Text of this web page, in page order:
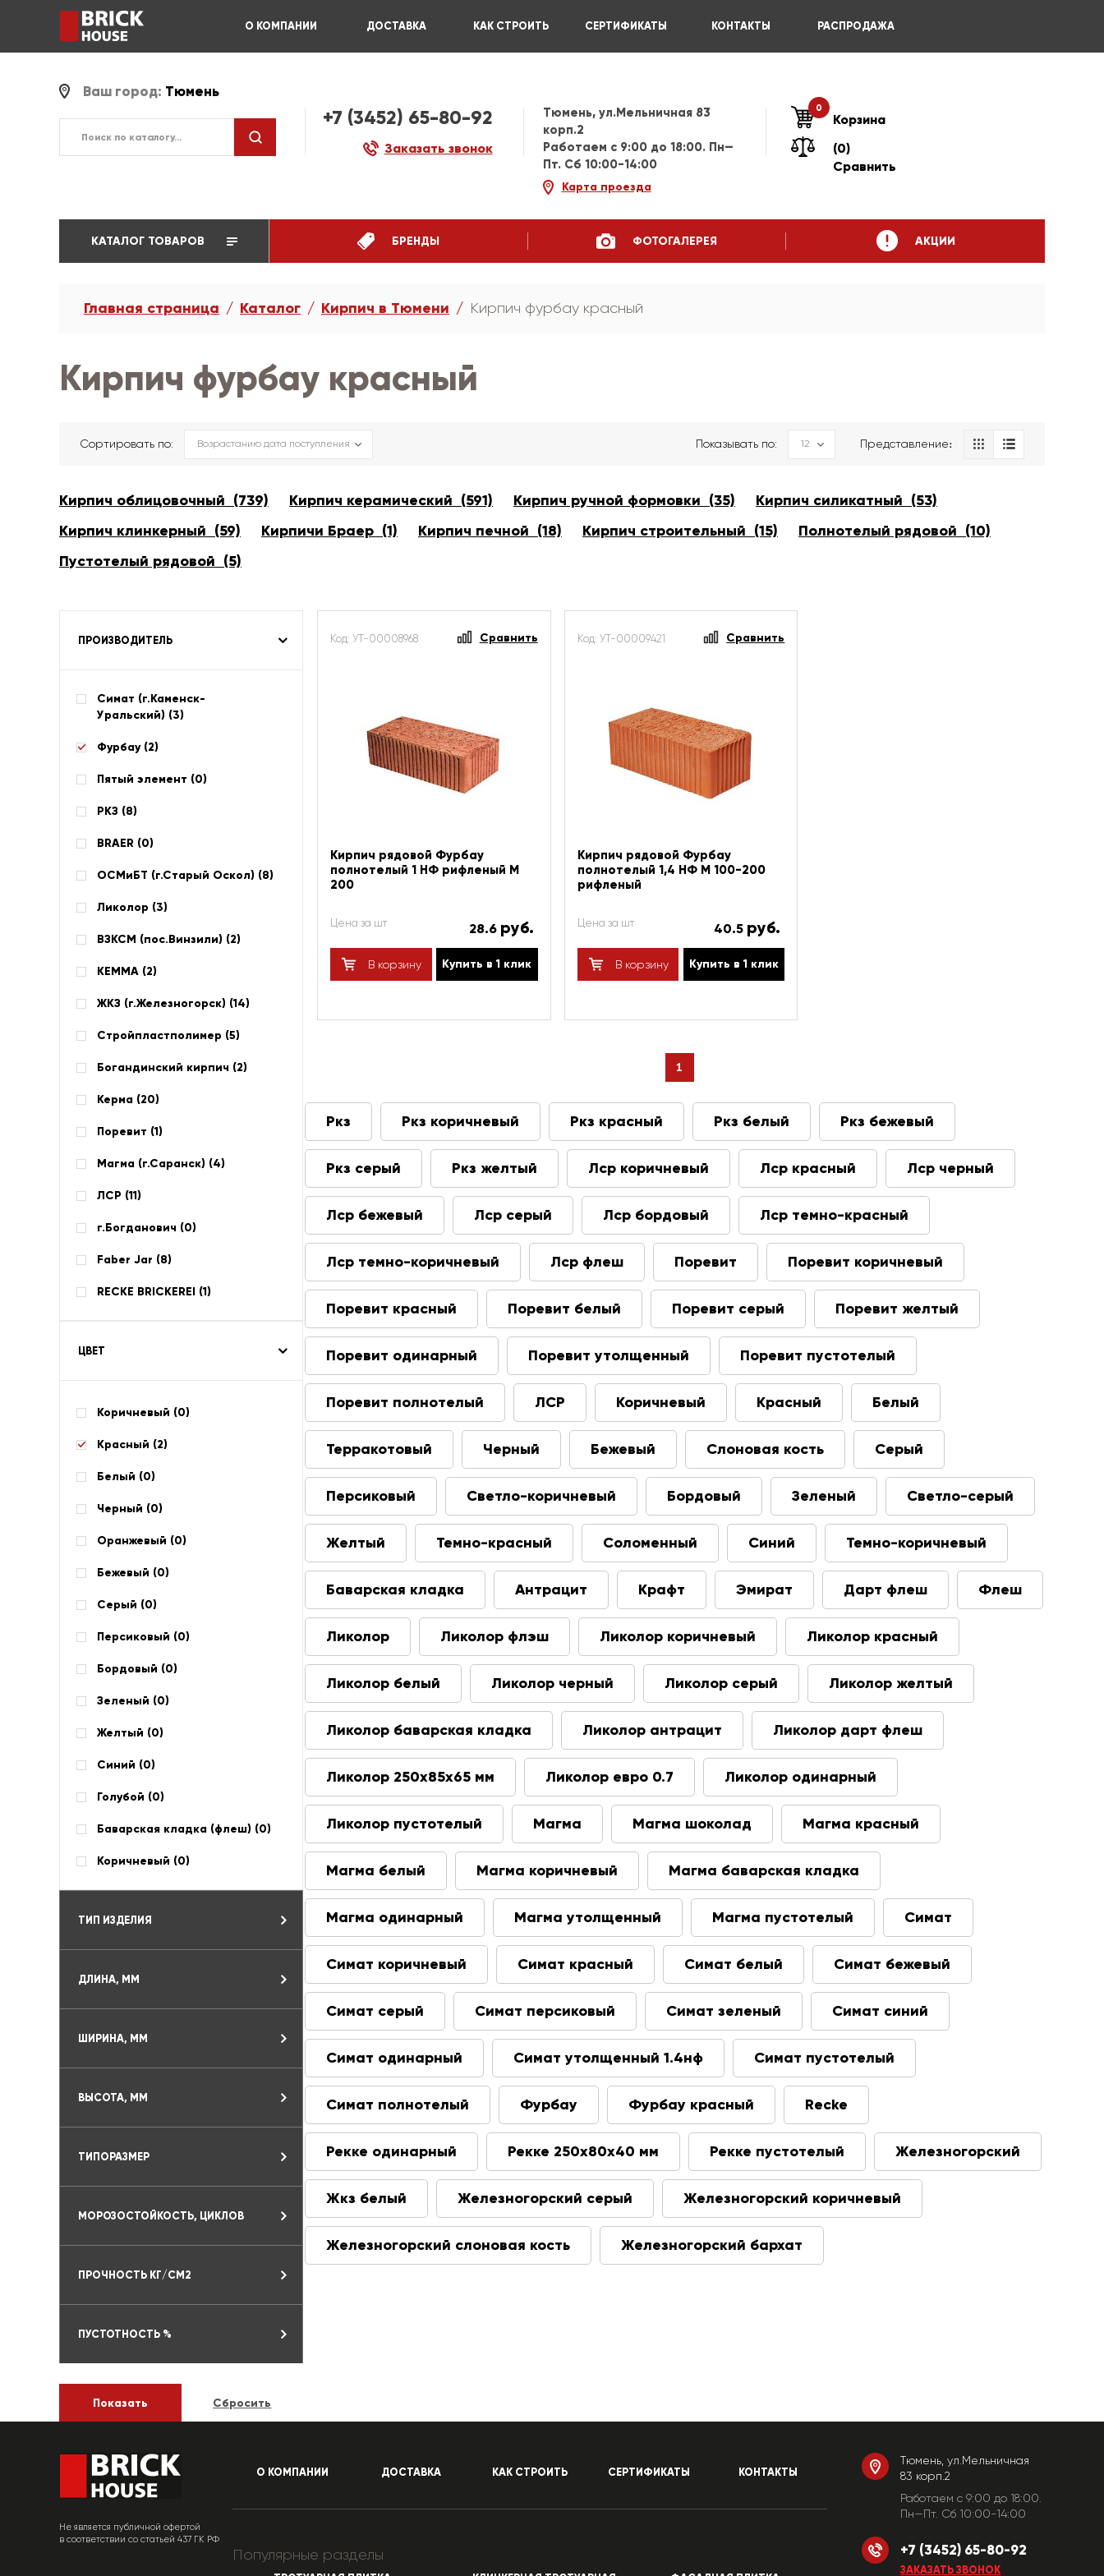
О КОМПАНИИ ДОСТАВКА КАК СТРОИТЬ СЕРТИФИКАТЫ КОНТАКТЫ РАСПРОДАЖА
Ваш город: Тюмень
+7 (3452) 65-80-92
Заказать звонок
Тюмень, ул.Мельничная 83
корп.2
Работаем c 9:00 до 18:00. Пн—
Пт. Сб 10:00-14:00
Карта проезда
0
Корзина
(0)
Сравнить
КАТАЛОГ ТОВАРОВ БРЕНДЫ ФОТОГАЛЕРЕЯ АКЦИИ
Главная страница Каталог Кирпич в Тюмени Кирпич фурбау красный
Кирпич фурбау красный
Сортировать по: Показывать по: Представление։
Кирпич облицовочный (739) Кирпич керамический (591) Кирпич ручной формовки (35)
Кирпич силикатный (53)
Кирпич клинкерный (59)
Кирпичи Браер (1) Кирпич печной (18) Кирпич строительный (15)
Полнотелый рядовой (10)
Пустотелый рядовой (5)
ПРОИЗВОДИТЕЛЬ
Симат (г.Каменск-
Уральский) (3)
Фурбау (2)
Пятый элемент (0)
РКЗ (8)
BRAER (0)
ОСМиБТ (г.Старый Оскол) (8)
Ликолор (3)
ВЗКСМ (пос.Винзили) (2)
КЕММА (2)
ЖКЗ (г.Железногорск) (14)
Стройпластполимер (5)
Богандинский кирпич (2)
Керма (20)
Поревит (1)
Магма (г.Саранск) (4)
ЛСР (11)
г.Богданович (0)
Faber Jar (8)
RECKE BRICKEREI (1)
ЦВЕТ
Коричневый (0)
Красный (2)
Белый (0)
Черный (0)
Оранжевый (0)
Бежевый (0)
Серый (0)
Персиковый (0)
Бордовый (0)
Зеленый (0)
Желтый (0)
Синий (0)
Голубой (0)
Баварская кладка (флеш) (0)
Коричневый (0)
ТИП ИЗДЕЛИЯ
ДЛИНА, ММ
ШИРИНА, ММ
ВЫСОТА, ММ
ТИПОРАЗМЕР
МОРОЗОСТОЙКОСТЬ, ЦИКЛОВ
ПРОЧНОСТЬ КГ/СМ2
ПУСТОТНОСТЬ %
Код: УТ-00008968 Сравнить
Кирпич рядовой Фурбау
полнотелый 1 НФ рифленый М
200
Цена за шт 28.6 руб.
В корзину Купить в 1 клик
Код: УТ-00009421 Сравнить
Кирпич рядовой Фурбау
полнотелый 1,4 НФ М 100-200
рифленый
Цена за шт 40.5 руб.
В корзину Купить в 1 клик
1
Ркз Ркз коричневый Ркз красный Ркз белый Ркз бежевый
Ркз серый Ркз желтый Лср коричневый Лср красный Лср черный
Лср бежевый Лср серый Лср бордовый Лср темно-красный
Лср темно-коричневый Лср флеш Поревит Поревит коричневый
Поревит красный Поревит белый Поревит серый Поревит желтый
Поревит одинарный Поревит утолщенный Поревит пустотелый
Поревит полнотелый ЛСР Коричневый Красный Белый
Терракотовый Черный Бежевый Слоновая кость Серый
Персиковый Светло-коричневый Бордовый Зеленый Светло-серый
Желтый Темно-красный Соломенный Синий Темно-коричневый
Баварская кладка Антрацит Крафт Эмират Дарт флеш Флеш
Ликолор Ликолор флэш Ликолор коричневый Ликолор красный
Ликолор белый Ликолор черный Ликолор серый Ликолор желтый
Ликолор баварская кладка Ликолор антрацит Ликолор дарт флеш
Ликолор 250х85х65 мм Ликолор евро 0.7 Ликолор одинарный
Ликолор пустотелый Магма Магма шоколад Магма красный
Магма белый Магма коричневый Магма баварская кладка
Магма одинарный Магма утолщенный Магма пустотелый Симат
Симат коричневый Симат красный Симат белый Симат бежевый
Симат серый Симат персиковый Симат зеленый Симат синий
Симат одинарный Симат утолщенный 1.4нф Симат пустотелый
Симат полнотелый Фурбау Фурбау красный Recke
Рекке одинарный Рекке 250х80х40 мм Рекке пустотелый Железногорский
Жкз белый Железногорский серый Железногорский коричневый
Железногорский слоновая кость Железногорский бархат
Не является публичной офертой
в соответствии со статьей 437 ГК РФ
О КОМПАНИИ ДОСТАВКА КАК СТРОИТЬ СЕРТИФИКАТЫ КОНТАКТЫ
Популярные разделы
Тюмень, ул.Мельничная
83 корп.2
Работаем c 9:00 до 18:00.
Пн—Пт. Сб 10:00-14:00
+7 (3452) 65-80-92
ЗАКАЗАТЬ ЗВОНОК